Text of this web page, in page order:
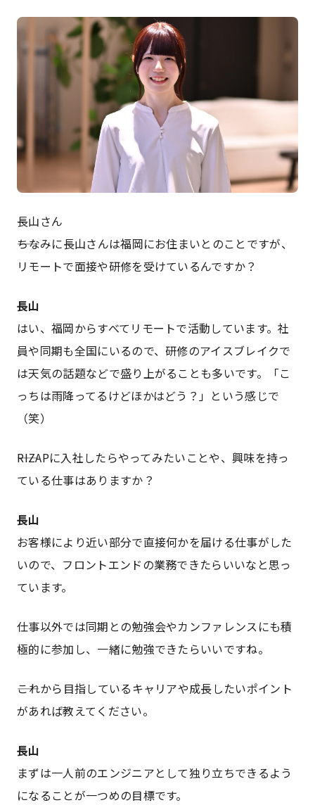
長山さん
――ちなみに長山さんは福岡にお住まいとのことですが、
リモートで面接や研修を受けているんですか？
長山
はい、福岡からすべてリモートで活動しています。社
員や同期も全国にいるので、研修のアイスブレイクで
は天気の話題などで盛り上がることも多いです。「こ
っちは雨降ってるけどほかはどう？」という感じで
（笑）
――RIZAPに入社したらやってみたいことや、興味を持っ
ている仕事はありますか？
長山
お客様により近い部分で直接何かを届ける仕事がした
いので、フロントエンドの業務できたらいいなと思っ
ています。
仕事以外では同期との勉強会やカンファレンスにも積
極的に参加し、一緒に勉強できたらいいですね。
――これから目指しているキャリアや成長したいポイント
があれば教えてください。
長山
まずは一人前のエンジニアとして独り立ちできるよう
になることが一つめの目標です。